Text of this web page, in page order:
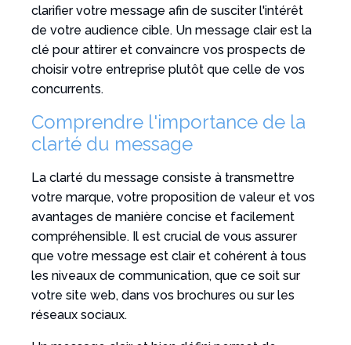
clarifier votre message afin de susciter l'intérêt
de votre audience cible. Un message clair est la
clé pour attirer et convaincre vos prospects de
choisir votre entreprise plutôt que celle de vos
concurrents.
Comprendre l'importance de la
clarté du message
La clarté du message consiste à transmettre
votre marque, votre proposition de valeur et vos
avantages de manière concise et facilement
compréhensible. Il est crucial de vous assurer
que votre message est clair et cohérent à tous
les niveaux de communication, que ce soit sur
votre site web, dans vos brochures ou sur les
réseaux sociaux.